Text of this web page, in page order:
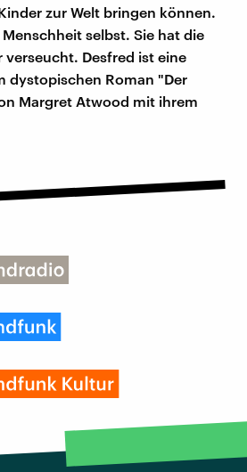
zur Welt bringen können.
selbst. Sie hat die
verseucht. Desfred ist eine
dystopischen Roman "Der
Margret Atwood mit ihrem